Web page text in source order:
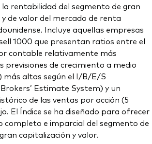
la rentabilidad del segmento de gran
de valor del mercado de renta
Incluye aquellas empresas
1000 que presentan ratios entre el
contable relativamente más
previsiones de crecimiento a medio
más altas según el I/B/E/S
Estimate System) y un
de las ventas por acción (5
El Índice se ha diseñado para ofrecer
completo e imparcial del segmento de
capitalización y valor.